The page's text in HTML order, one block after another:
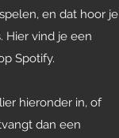
en dat hoor je
Hier vind je een
Spotify.
hieronder in, of
dan een